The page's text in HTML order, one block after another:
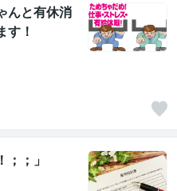
んと有休消
す！
；；」